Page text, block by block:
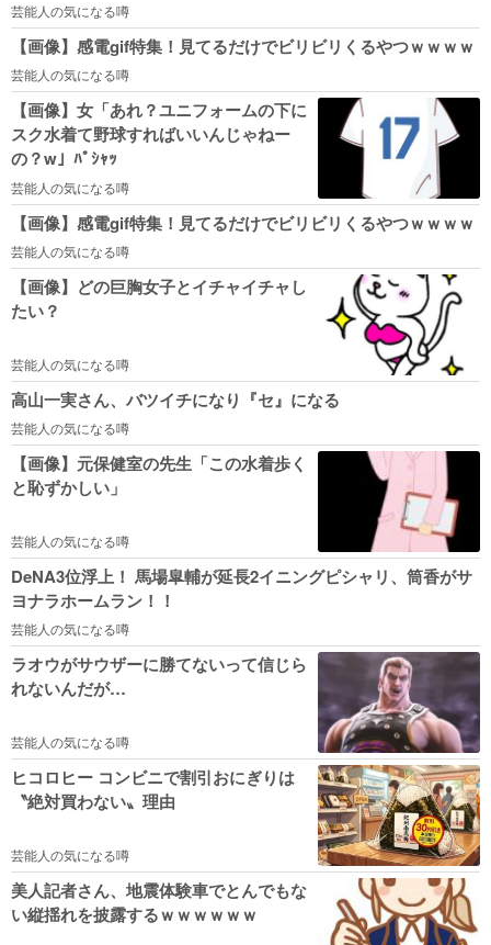
芸能人の気になる噂
【画像】感電gif特集！見てるだけでビリビリくるやつｗｗｗｗ
芸能人の気になる噂
【画像】女「あれ？ユニフォームの下に
スク水着て野球すればいいんじゃねー
の？w」ﾊﾟｼｬｯ
芸能人の気になる噂
【画像】感電gif特集！見てるだけでビリビリくるやつｗｗｗｗ
芸能人の気になる噂
【画像】どの巨胸女子とイチャイチャし
たい？
芸能人の気になる噂
高山一実さん、バツイチになり『セ』になる
芸能人の気になる噂
【画像】元保健室の先生「この水着歩く
と恥ずかしい」
芸能人の気になる噂
DeNA3位浮上！ 馬場皐輔が延長2イニングピシャリ、筒香がサ
ヨナラホームラン！！
芸能人の気になる噂
ラオウがサウザーに勝てないって信じら
れないんだが…
芸能人の気になる噂
ヒコロヒー コンビニで割引おにぎりは
〝絶対買わない〟理由
芸能人の気になる噂
美人記者さん、地震体験車でとんでもな
い縦揺れを披露するｗｗｗｗｗｗ